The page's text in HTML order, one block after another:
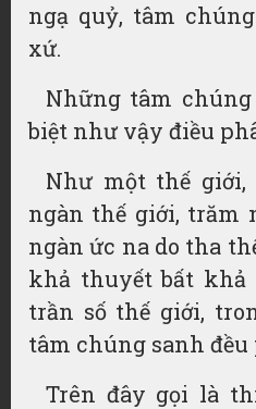
ngạ quỷ, tâm
xứ.
Những tâm
biệt như vậy điều
Như một thế
ngàn thế giới, trăm
ngàn ức na do tha
khả thuyết bất
trần số thế giới,
tâm chúng sanh đều
Trên đây gọi là